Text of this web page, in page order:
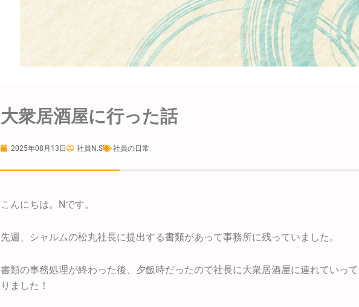
大衆居酒屋に行った話
2025年08月13日 社員N.S 社員の日常
こんにちは。Nです。
先週、シャルムの松丸社長に提出する書類があって事務所に残っていました。
書類の事務処理が終わった後、夕飯時だったので社長に大衆居酒屋に連れていっ
りました！